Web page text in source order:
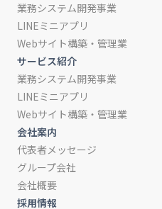
業務システム開発事業
LINEミニアプリ
Webサイト構築・管理業
サービス紹介
業務システム開発事業
LINEミニアプリ
Webサイト構築・管理業
会社案内
代表者メッセージ
グループ会社
会社概要
採用情報